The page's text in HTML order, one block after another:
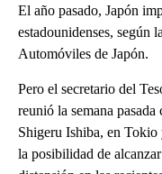
El año pasado, Japón
estadounidenses, según
Automóviles de Japón.
Pero el secretario del
reunió la semana
Shigeru Ishiba, en Tokio
la posibilidad de